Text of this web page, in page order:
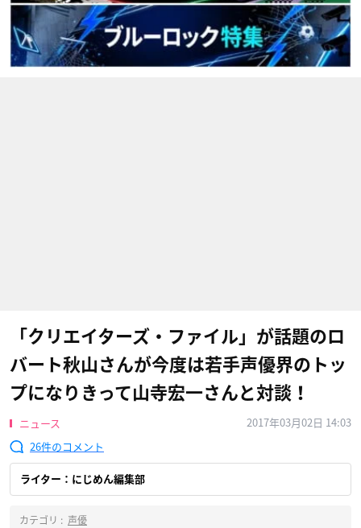
「クリエイターズ・ファイル」が話題のロ
バート秋山さんが今度は若手声優界のトッ
プになりきって山寺宏一さんと対談！
ニュース
2017年03月02日 14:03
26
ライター：にじめん編集部
カテゴリ : 声優